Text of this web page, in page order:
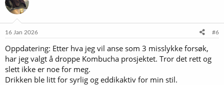
16 Jan 2026 #6
Oppdatering: Etter hva jeg vil anse som 3 misslykke forsøk,
har jeg valgt å droppe Kombucha prosjektet. Tror det rett og
slett ikke er noe for meg.
Drikken ble litt for syrlig og eddikaktiv for min stil.